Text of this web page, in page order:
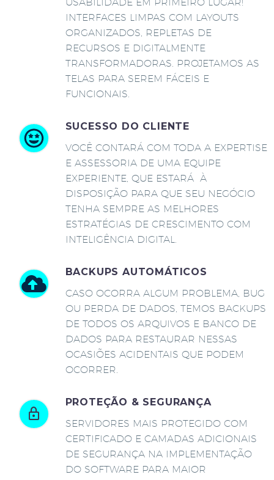
INTERFACES LIMPAS COM LAYOUTS
ORGANIZADOS, REPLETAS DE
RECURSOS E DIGITALMENTE
TRANSFORMADORAS. PROJETAMOS AS
TELAS PARA SEREM FÁCEIS E
FUNCIONAIS.
SUCESSO DO CLIENTE
VOCÊ CONTARÁ COM TODA A EXPERTISE
E ASSESSORIA DE UMA EQUIPE
EXPERIENTE, QUE ESTARÁ À
DISPOSIÇÃO PARA QUE SEU NEGÓCIO
TENHA SEMPRE AS MELHORES
ESTRATÉGIAS DE CRESCIMENTO COM
INTELIGÊNCIA DIGITAL.
BACKUPS AUTOMÁTICOS
CASO OCORRA ALGUM PROBLEMA, BUG
OU PERDA DE DADOS, TEMOS BACKUPS
DE TODOS OS ARQUIVOS E BANCO DE
DADOS PARA RESTAURAR NESSAS
OCASIÕES ACIDENTAIS QUE PODEM
OCORRER.
PROTEÇÃO & SEGURANÇA
SERVIDORES MAIS PROTEGIDO COM
CERTIFICADO E CAMADAS ADICIONAIS
DE SEGURANÇA NA IMPLEMENTAÇÃO
DO SOFTWARE PARA MAIOR